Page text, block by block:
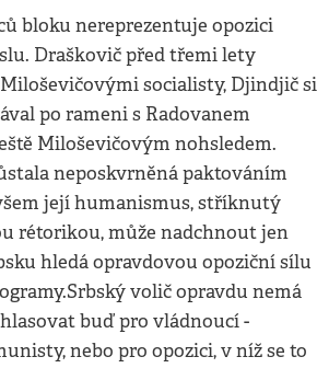
bloku nereprezentuje opozici
Draškovič před třemi lety
socialisty, Djindjič si
po rameni s Radovanem
Miloševičovým nohsledem.
neposkvrněná paktováním
její humanismus, stříknutý
rétorikou, může nadchnout jen
hledá opravdovou opoziční sílu
volič opravdu nemá
buď pro vládnoucí -
nebo pro opozici, v níž se to